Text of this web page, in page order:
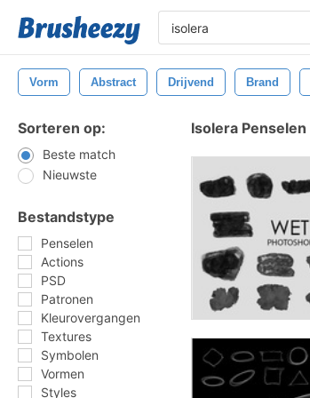
Vorm Abstract Drijvend Brand
Sorteren op:
Beste match
Nieuwste
Bestandstype
Penselen
Actions
PSD
Patronen
Kleurovergangen
Textures
Symbolen
Vormen
Styles
Isolera Penselen